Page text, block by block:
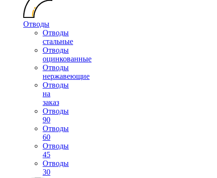
Отводы
Отводы
стальные
Отводы
оцинкованные
Отводы
нержавеющие
Отводы
на
заказ
Отводы
90
Отводы
60
Отводы
45
Отводы
30